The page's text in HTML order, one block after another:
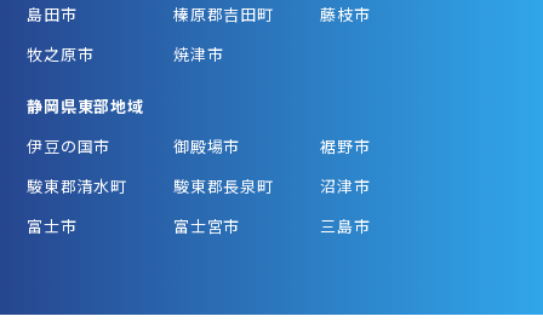
島田市
榛原郡吉田町
藤枝市
牧之原市
焼津市
静岡県東部地域
伊豆の国市
御殿場市
裾野市
駿東郡清水町
駿東郡長泉町
沼津市
富士市
富士宮市 三島市